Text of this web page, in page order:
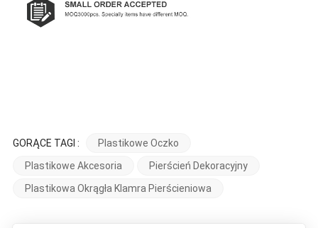
GORĄCE TAGI :
Plastikowe Oczko
Plastikowe Akcesoria
Pierścień Dekoracyjny
Plastikowa Okrągła Klamra Pierścieniowa